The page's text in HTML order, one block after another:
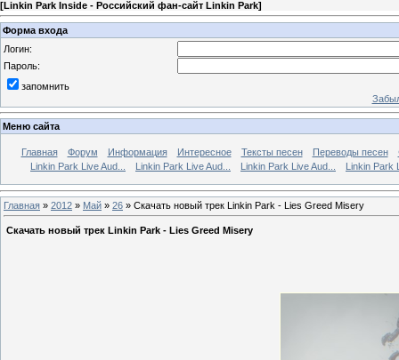
[Linkin Park Inside - Российский фан-сайт Linkin Park]
Форма входа
Логин:
Пароль:
запомнить
Меню сайта
Главная Форум Информация Интересное Тексты песен Переводы песен
Linkin Park Live Aud...
Linkin Park Live Aud... Linkin Park Live Aud... Linkin Park
Главная » 2012 » Май » 26 » Скачать новый трек Linkin Park - Lies Greed Misery
Скачать новый трек Linkin Park - Lies Greed Misery